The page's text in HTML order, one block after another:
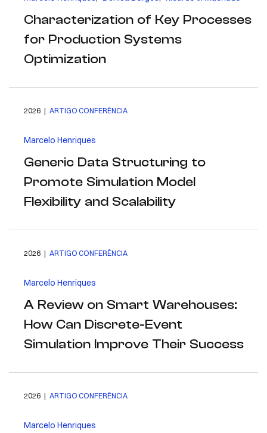
Characterization of Key Processes
for Production Systems
Optimization
2026 | ARTIGO CONFERÊNCIA
Marcelo Henriques
Generic Data Structuring to
Promote Simulation Model
Flexibility and Scalability
2026 | ARTIGO CONFERÊNCIA
Marcelo Henriques
A Review on Smart Warehouses:
How Can Discrete-Event
Simulation Improve Their Success
2026 | ARTIGO CONFERÊNCIA
Marcelo Henriques